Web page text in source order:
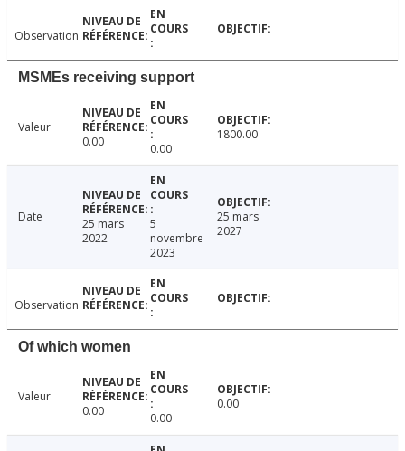
Observation
MSMEs receiving support
Valeur
0.00
0.00
1800.00
Date
25 mars
2022
5
novembre
2023
25 mars
2027
Observation
Of which women
Valeur
0.00
0.00
0.00